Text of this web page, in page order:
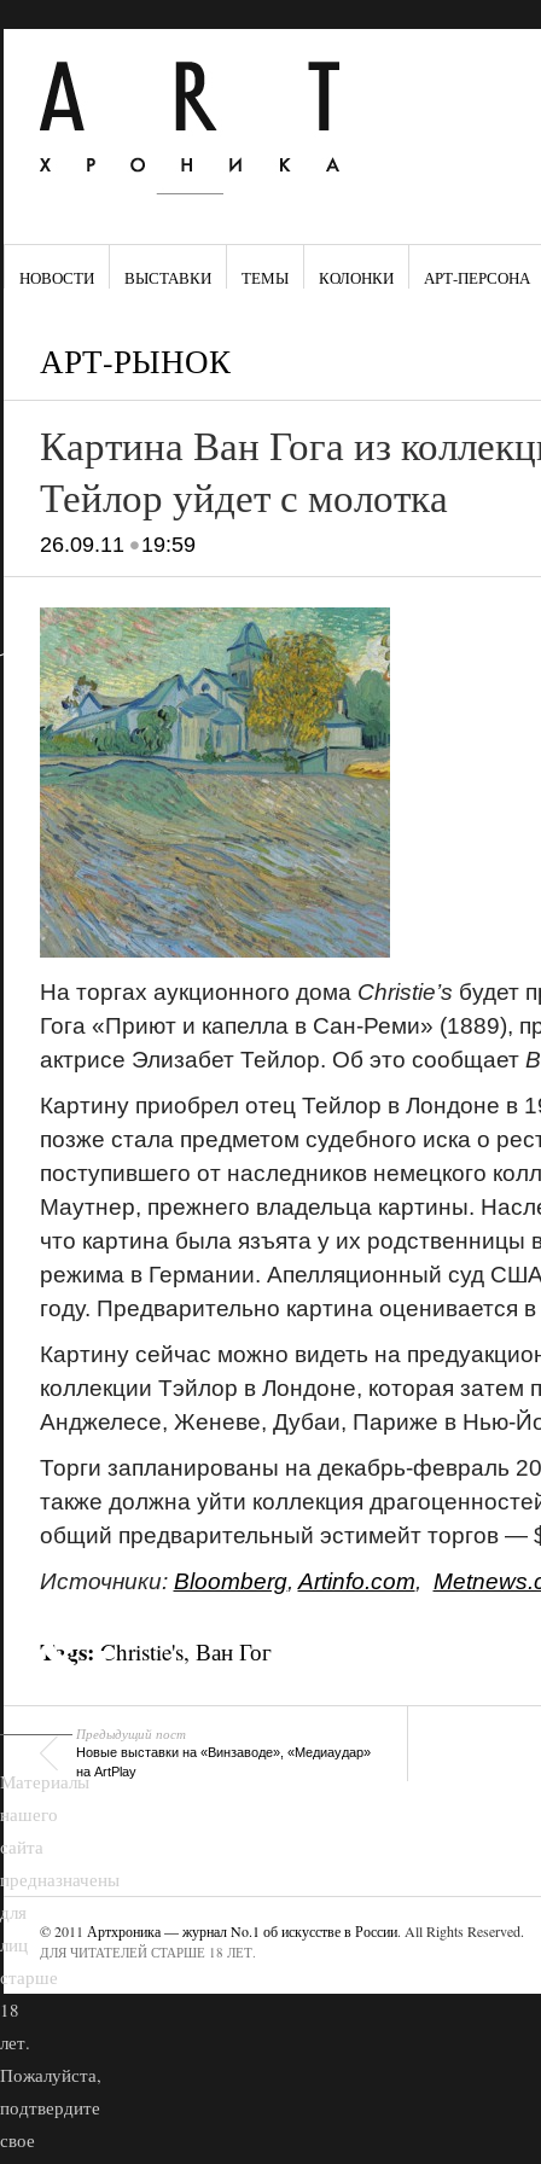
НОВОСТИ ВЫСТАВКИ ТЕМЫ КОЛОНКИ АРТ-ПЕРСОНА
АРТ-РЫНОК
Картина Ван Гога из
Тейлор уйдет с молотка
26.09.11•19:59
На торгах аукционного дома Christie’s будет
Гога «Приют и капелла в Сан-Реми» (1889),
актрисе Элизабет Тейлор. Об это сообщает
Картину приобрел отец Тейлор в Лондоне в
позже стала предметом судебного иска о
поступившего от наследников немецкого
Маутнер, прежнего владельца картины.
что картина была язъята у их родственницы
режима в Германии. Апелляционный суд США
году. Предварительно картина оценивается
Картину сейчас можно видеть на
коллекции Тэйлор в Лондоне, которая затем
Анджелесе, Женеве, Дубаи, Париже в Нью-
Торги запланированы на декабрь-февраль
также должна уйти коллекция
общий предварительный эстимейт торгов —
Источники: Bloomberg, Artinfo.com,
Tags: Christie's, Ван Гог
Предыдущий пост
Новые выставки на «Винзаводе», «Медиаудар»
на ArtPlay
© 2011 Артхроника — журнал No.1 об искусстве в России. All Rights Reserved.
ДЛЯ ЧИТАТЕЛЕЙ СТАРШЕ 18 ЛЕТ.
18+
Материалы
нашего
сайта
предназначены
для
лиц
старше
18
лет.
Пожалуйста,
подтвердите
свое